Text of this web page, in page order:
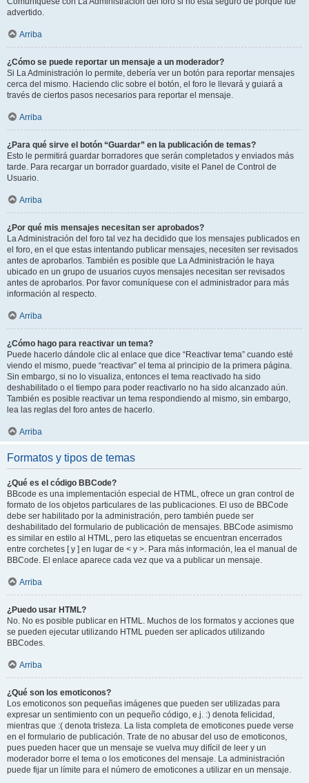
advertido.
Arriba
¿Cómo se puede reportar un mensaje a un moderador?
Si La Administración lo permite, debería ver un botón para reportar mensajes
cerca del mismo. Haciendo clic sobre el botón, el foro le llevará y guiará a
través de ciertos pasos necesarios para reportar el mensaje.
Arriba
¿Para qué sirve el botón “Guardar” en la publicación de temas?
Esto le permitirá guardar borradores que serán completados y enviados más
tarde. Para recargar un borrador guardado, visite el Panel de Control de
Usuario.
Arriba
¿Por qué mis mensajes necesitan ser aprobados?
La Administración del foro tal vez ha decidido que los mensajes publicados en
el foro, en el que estas intentando publicar mensajes, necesiten ser revisados
antes de aprobarlos. También es posible que La Administración le haya
ubicado en un grupo de usuarios cuyos mensajes necesitan ser revisados
antes de aprobarlos. Por favor comuníquese con el administrador para más
información al respecto.
Arriba
¿Cómo hago para reactivar un tema?
Puede hacerlo dándole clic al enlace que dice “Reactivar tema” cuando esté
viendo el mismo, puede “reactivar” el tema al principio de la primera página.
Sin embargo, si no lo visualiza, entonces el tema reactivado ha sido
deshabilitado o el tiempo para poder reactivarlo no ha sido alcanzado aún.
También es posible reactivar un tema respondiendo al mismo, sin embargo,
lea las reglas del foro antes de hacerlo.
Arriba
Formatos y tipos de temas
¿Qué es el código BBCode?
BBcode es una implementación especial de HTML, ofrece un gran control de
formato de los objetos particulares de las publicaciones. El uso de BBCode
debe ser habilitado por la administración, pero también puede ser
deshabilitado del formulario de publicación de mensajes. BBCode asimismo
es similar en estilo al HTML, pero las etiquetas se encuentran encerrados
entre corchetes [ y ] en lugar de < y >. Para más información, lea el manual de
BBCode. El enlace aparece cada vez que va a publicar un mensaje.
Arriba
¿Puedo usar HTML?
No. No es posible publicar en HTML. Muchos de los formatos y acciones que
se pueden ejecutar utilizando HTML pueden ser aplicados utilizando
BBCodes.
Arriba
¿Qué son los emoticonos?
Los emoticonos son pequeñas imágenes que pueden ser utilizadas para
expresar un sentimiento con un pequeño código, e.j. :) denota felicidad,
mientras que :( denota tristeza. La lista completa de emoticones puede verse
en el formulario de publicación. Trate de no abusar del uso de emoticonos,
pues pueden hacer que un mensaje se vuelva muy difícil de leer y un
moderador borre el tema o los emoticones del mensaje. La administración
puede fijar un límite para el número de emoticones a utilizar en un mensaje.